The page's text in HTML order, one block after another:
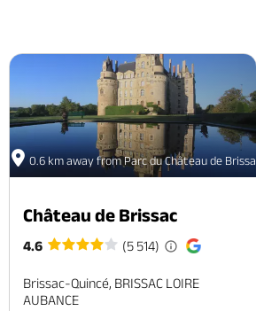
0.6 km away from Parc du Château de Brissac
Château de Brissac
4.6 (5 514)
Brissac-Quincé, BRISSAC LOIRE
AUBANCE